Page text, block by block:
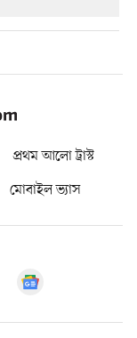
প্রথম আলো ট্রাস্ট
মোবাইল ভ্যাস